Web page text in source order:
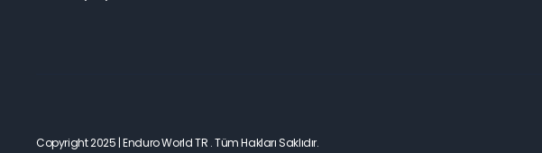
Copyright 2025 | Enduro World TR . Tüm Hakları Saklıdır.